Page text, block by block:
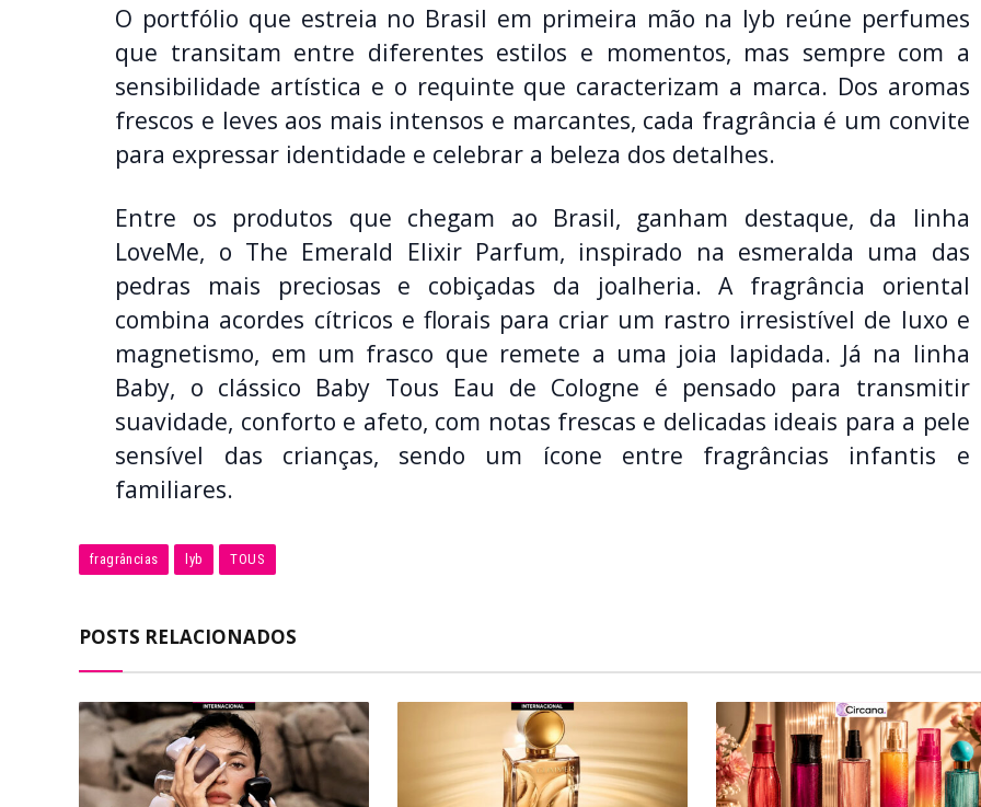
O portfólio que estreia no Brasil em primeira mão na lyb reúne perfumes
que transitam entre diferentes estilos e momentos, mas sempre com a
sensibilidade artística e o requinte que caracterizam a marca. Dos aromas
frescos e leves aos mais intensos e marcantes, cada fragrância é um convite
para expressar identidade e celebrar a beleza dos detalhes.
Entre os produtos que chegam ao Brasil, ganham destaque, da linha
LoveMe, o The Emerald Elixir Parfum, inspirado na esmeralda uma das
pedras mais preciosas e cobiçadas da joalheria. A fragrância oriental
combina acordes cítricos e florais para criar um rastro irresistível de luxo e
magnetismo, em um frasco que remete a uma joia lapidada. Já na linha
Baby, o clássico Baby Tous Eau de Cologne é pensado para transmitir
suavidade, conforto e afeto, com notas frescas e delicadas ideais para a pele
sensível das crianças, sendo um ícone entre fragrâncias infantis e
familiares.
fragrâncias lyb TOUS
POSTS RELACIONADOS